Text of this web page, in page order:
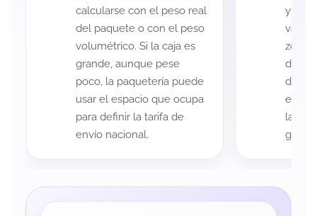
calcularse con el peso real
del paquete o con el peso
volumétrico. Si la caja es
grande, aunque pese
poco, la paquetería puede
usar el espacio que ocupa
para definir la tarifa de
envío nacional.
y
variar
zona
de
de
eso
la
guía